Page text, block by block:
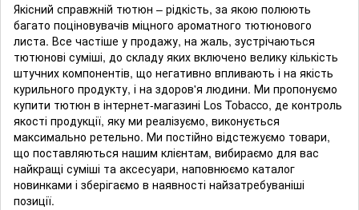
Якісний справжній тютюн – рідкість, за якою полюють
багато поціновувачів міцного ароматного тютюнового
листа. Все частіше у продажу, на жаль, зустрічаються
тютюнові суміші, до складу яких включено велику кількість
штучних компонентів, що негативно впливають і на якість
курильного продукту, і на здоров'я людини. Ми пропонуємо
купити тютюн в інтернет-магазині Los Tobacco, де контроль
якості продукції, яку ми реалізуємо, виконується
максимально ретельно. Ми постійно відстежуємо товари,
що поставляються нашим клієнтам, вибираємо для вас
найкращі суміші та аксесуари, наповнюємо каталог
новинками і зберігаємо в наявності найзатребуваніші
позиції.